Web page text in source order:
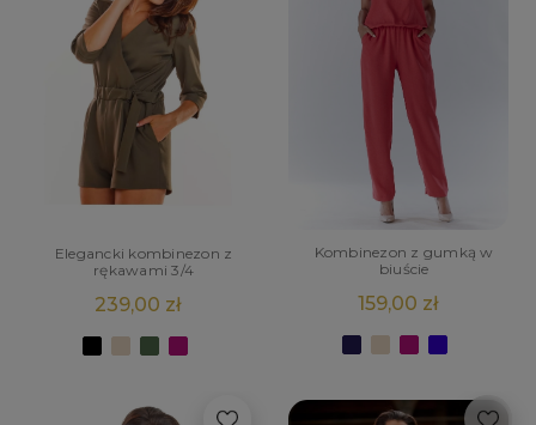
Elegancki kombinezon z
rękawami 3/4
239,00 zł
Kombinezon z gumką w
biuście
159,00 zł